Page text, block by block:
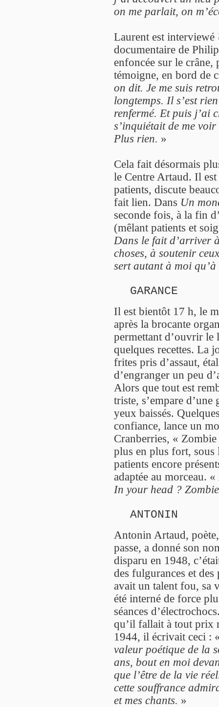
on me parlait, on
Laurent est interviewé
documentaire de
enfoncée sur le
témoigne, en bord de
on dit. Je me suis
longtemps. Il s’est
renfermé. Et puis j’ai
s’inquiétait de me voir
Plus rien. »
Cela fait désormais
le Centre Artaud. Il
patients, discute
fait lien. Dans Un
seconde fois, à la fin
(mêlant patients et
Dans le fait d’arriver
choses, à soutenir
sert autant à moi qu’à
GARANCE
Il est bientôt 17 h, le
après la brocante
permettant d’ouvrir le
quelques recettes. La
frites pris d’assaut,
d’engranger un peu
Alors que tout est
triste, s’empare
yeux baissés.
confiance, lance un
Cranberries, «
plus en plus fort, sous
patients encore
adaptée au morceau. «
In your head ?
ANTONIN
Antonin Artaud,
passe, a donné son
disparu en 1948,
des fulgurances et des
avait un talent fou, sa
été interné de force
séances
qu’il fallait à tout prix
1944, il écrivait ceci :
valeur poétique de la
ans, bout en moi
que l’être de la vie
cette souffrance
et mes chants. »